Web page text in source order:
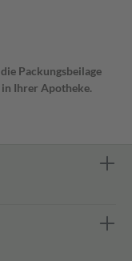
Packungsbeilage
Ihrer Apotheke.